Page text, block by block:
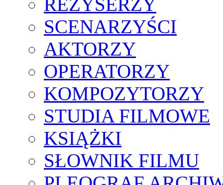
SCENARZYŚCI
AKTORZY
OPERATORZY
KOMPOZYTORZY
STUDIA FILMOWE
KSIĄŻKI
SŁOWNIK FILMU